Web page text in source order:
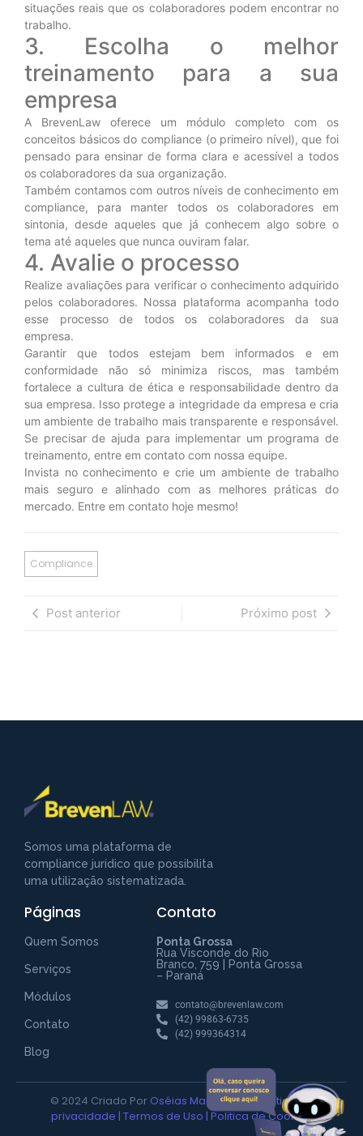
Fale com a Breven Law
no WhatsApp
INICIAR CONVERSA
Ao informar meus dados, eu concordo com a política de
situações reais que os colaboradores podem encontrar no
trabalho.
3. Escolha o melhor
treinamento para a sua
empresa
A BrevenLaw oferece um módulo completo com os
conceitos básicos do compliance (o primeiro nível), que foi
pensado para ensinar de forma clara e acessível a todos
os colaboradores da sua organização.
Também contamos com outros níveis de conhecimento em
compliance, para manter todos os colaboradores em
sintonia, desde aqueles que já conhecem algo sobre o
tema até aqueles que nunca ouviram falar.
4. Avalie o processo
Realize avaliações para verificar o conhecimento adquirido
pelos colaboradores. Nossa plataforma acompanha todo
esse processo de todos os colaboradores da sua
empresa.
Garantir que todos estejam bem informados e em
conformidade não só minimiza riscos, mas também
fortalece a cultura de ética e responsabilidade dentro da
sua empresa. Isso protege a integridade da empresa e cria
um ambiente de trabalho mais transparente e responsável.
Se precisar de ajuda para implementar um programa de
treinamento, entre em contato com nossa equipe.
Invista no conhecimento e crie um ambiente de trabalho
mais seguro e alinhado com as melhores práticas do
mercado. Entre em contato hoje mesmo!
Compliance
Post anterior Próximo post
Somos uma plataforma de
compliance jurídico que possibilita
uma utilização sistematizada.
Páginas
Quem Somos
Serviços
Módulos
Contato
Blog
Contato
Ponta Grossa
Rua Visconde do Rio
Branco, 759 | Ponta Grossa
– Paraná
contato@brevenlaw.com
(42) 99863-6735
(42) 999364314
© 2024 Criado PorOséias Magalhães |Política de
privacidade | Termos de Uso | Politica de Cookies